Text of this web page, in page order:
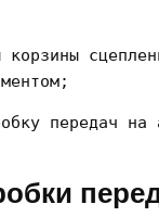
корзины
передач на